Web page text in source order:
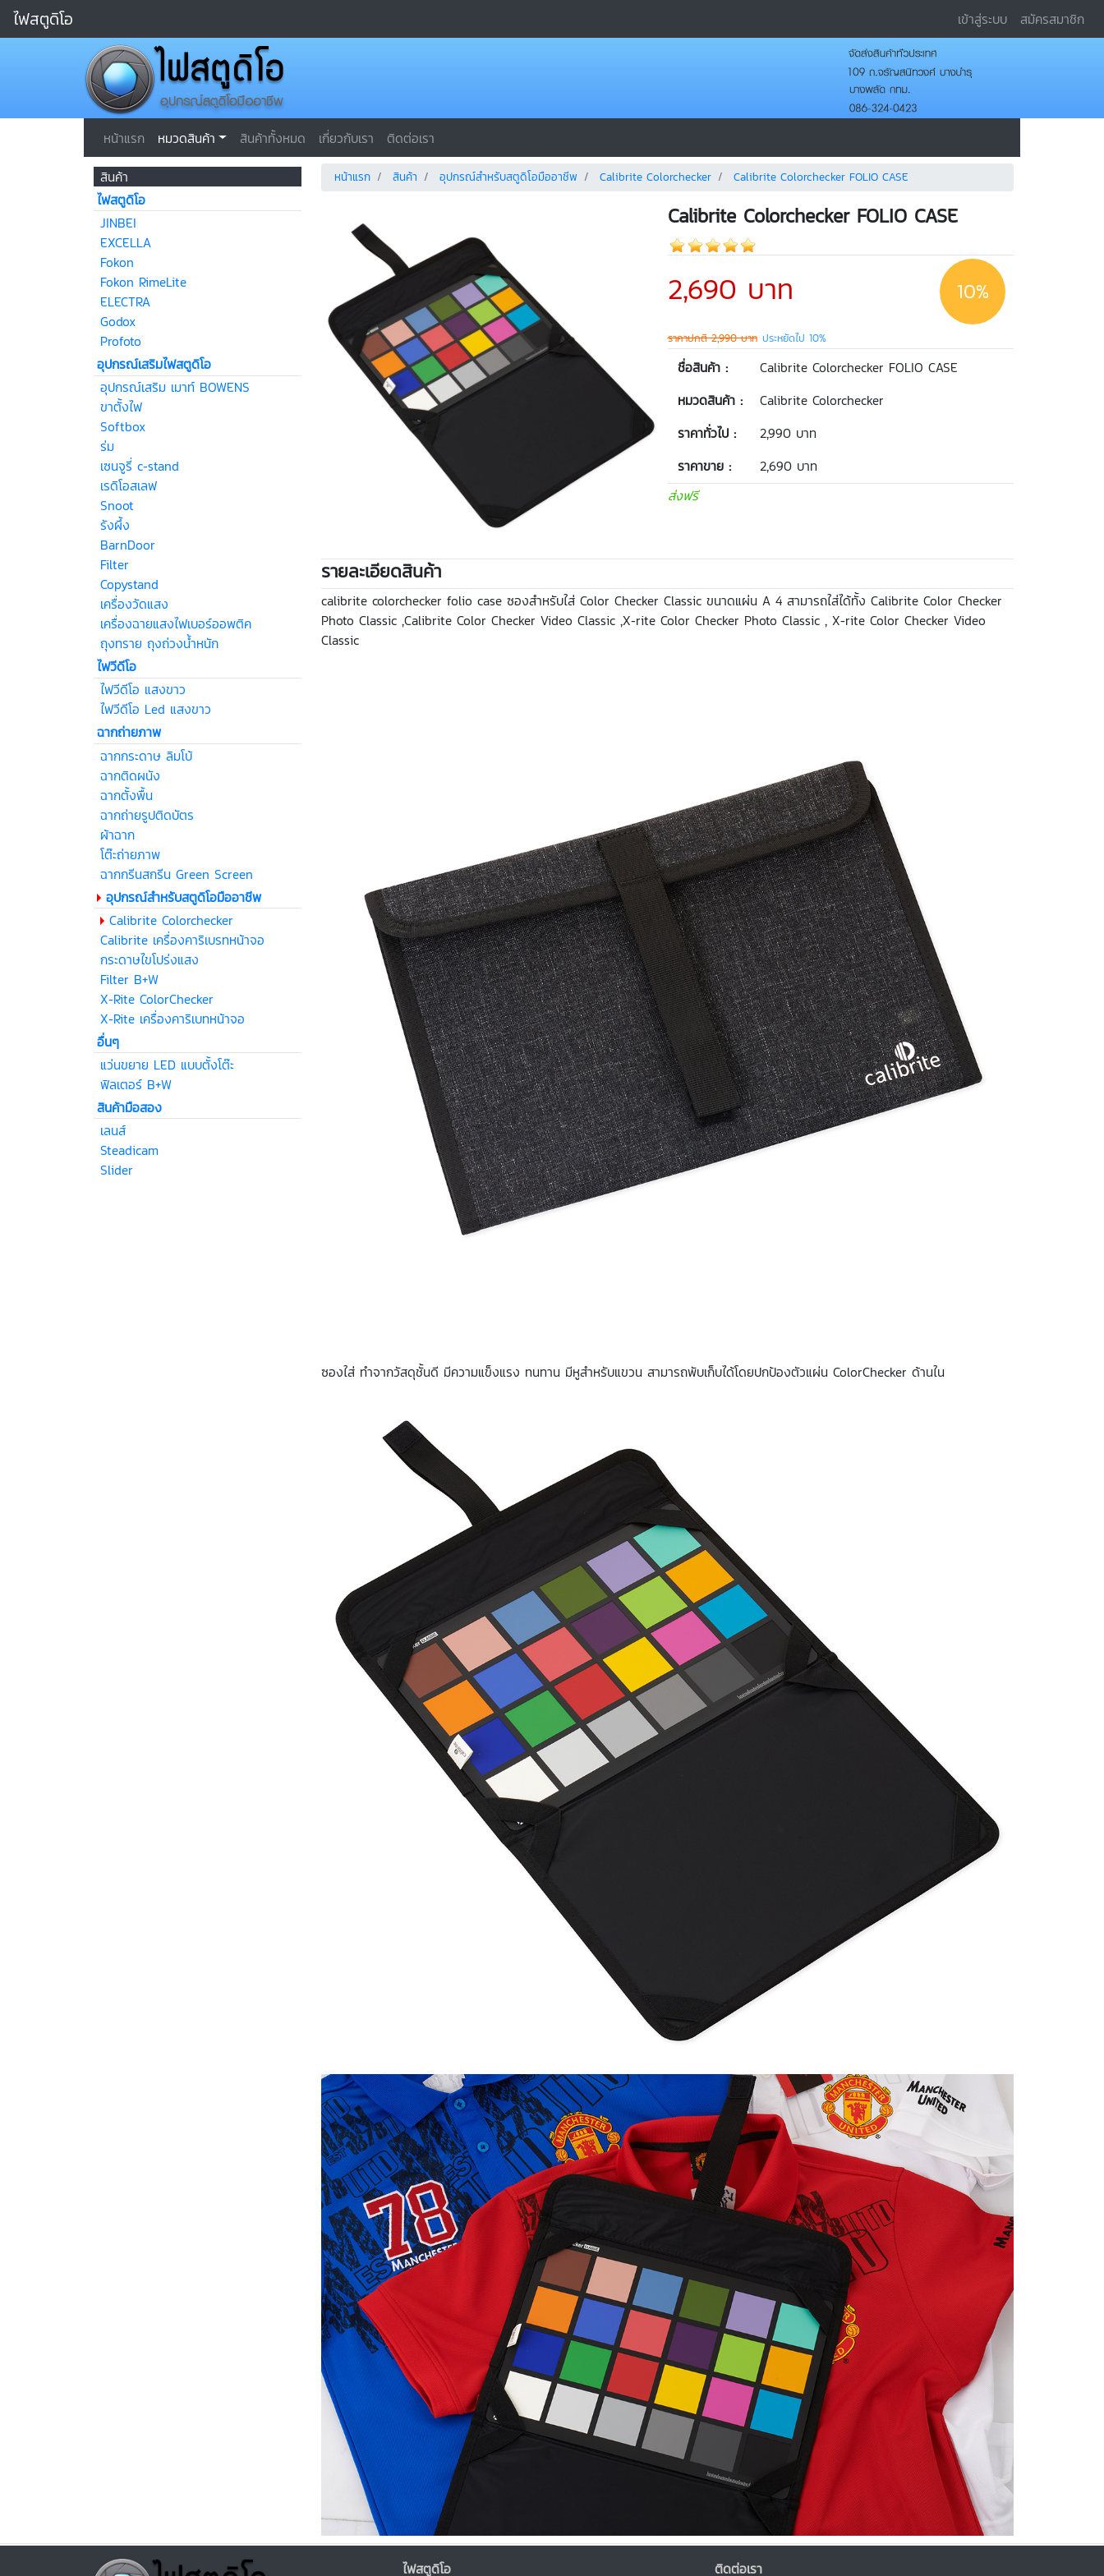
ไฟสตูดิโอ เข้าสู่ระบบ สมัครสมาชิก
หน้าแรก หมวดสินค้า สินค้าทั้งหมด เกี่ยวกับเรา
ติดต่อเรา
สินค้า
ไฟสตูดิโอ
JINBEI
EXCELLA
Fokon
Fokon RimeLite
ELECTRA
Godox
Profoto
อุปกรณ์เสริมไฟสตูดิโอ
อุปกรณ์เสริม เมาท์ BOWENS
ขาตั้งไฟ
Softbox
ร่ม
เซนจูรี่ c-stand
เรดิโอสเลฟ
Snoot
รังผึ้ง
BarnDoor
Filter
Copystand
เครื่องวัดแสง
เครื่องฉายแสงไฟเบอร์ออพติค
ถุงทราย ถุงถ่วงน้ำหนัก
ไฟวีดีโอ
ไฟวีดีโอ แสงขาว
ไฟวีดีโอ Led แสงขาว
ฉากถ่ายภาพ
ฉากกระดาษ ลิมโบ้
ฉากติดผนัง
ฉากตั้งพื้น
ฉากถ่ายรูปติดบัตร
ผ้าฉาก
โต๊ะถ่ายภาพ
ฉากกรีนสกรีน Green Screen
อุปกรณ์สำหรับสตูดิโอมืออาชีพ
Calibrite Colorchecker
Calibrite เครื่องคาริเบรทหน้าจอ
กระดาษไขโปร่งแสง
Filter B+W
X-Rite ColorChecker
X-Rite เครื่องคาริเบทหน้าจอ
อื่นๆ
แว่นขยาย LED แบบตั้งโต๊ะ
ฟิลเตอร์ B+W
สินค้ามือสอง
เลนส์
Steadicam
Slider
หน้าแรก สินค้า อุปกรณ์สำหรับสตูดิโอมืออาชีพ Calibrite Colorchecker Calibrite Colorchecker FOLIO CASE
Calibrite Colorchecker FOLIO CASE
2,690 บาท
ราคาปกติ 2,990 บาท ประหยัดไป 10%
10%
ชื่อสินค้า :
Calibrite Colorchecker FOLIO CASE
หมวดสินค้า :
Calibrite Colorchecker
ราคาทั่วไป :
2,990 บาท
ราคาขาย :
2,690 บาท
ส่งฟรี
รายละเอียดสินค้า
calibrite colorchecker folio case ซองสำหรับใส่ Color Checker Classic ขนาดแผ่น A 4 สามารถใส่ได้ทั้ง Calibrite Color Checker
Photo Classic ,Calibrite Color Checker Video Classic ,X-rite Color Checker Photo Classic , X-rite Color Checker Video
Classic
ซองใส่ ทำจากวัสดุชั้นดี มีความแข็งแรง ทนทาน มีหูสำหรับแขวน สามารถพับเก็บได้โดยปกป้องตัวแผ่น ColorChecker ด้านใน
ไฟสตูดิโอ ติดต่อเรา